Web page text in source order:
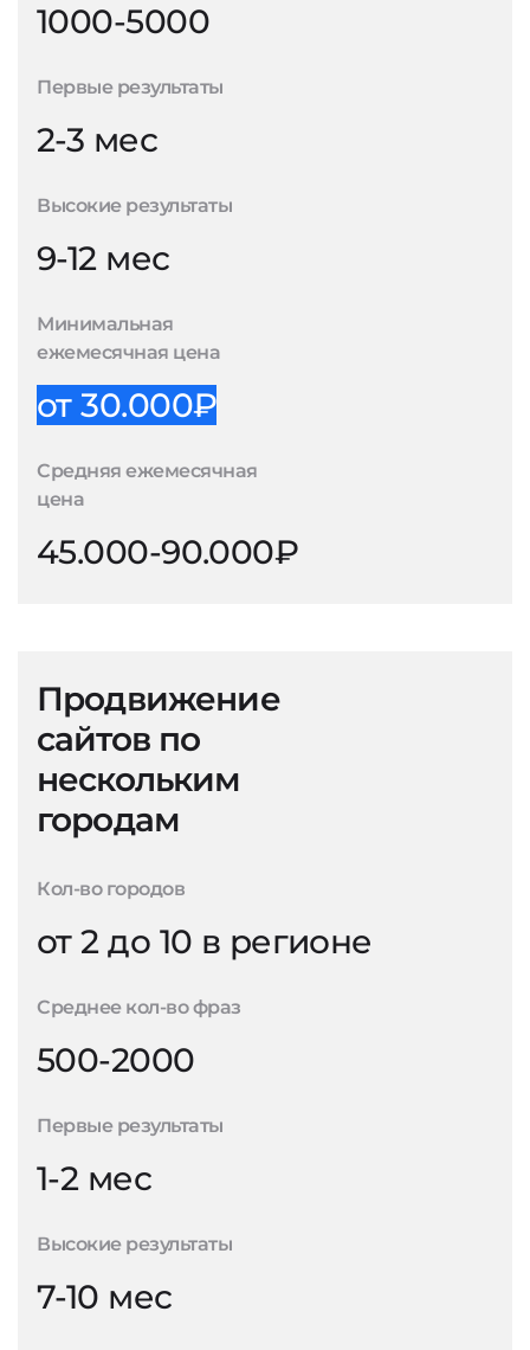
1000-5000
Первые результаты
2-3 мес
Высокие результаты
9-12 мес
Минимальная
ежемесячная цена
от 30.000₽
Средняя ежемесячная
цена
45.000-90.000₽
Продвижение
сайтов по
нескольким
городам
Кол-во городов
от 2 до 10 в регионе
Среднее кол-во фраз
500-2000
Первые результаты
1-2 мес
Высокие результаты
7-10 мес